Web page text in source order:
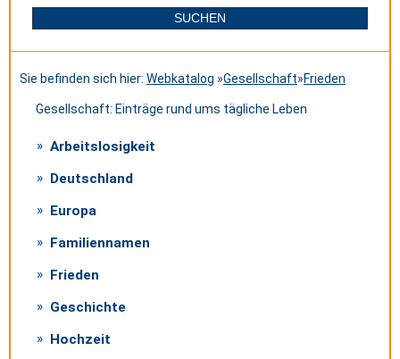
Sie befinden sich hier: Webkatalog »Gesellschaft»Frieden
Gesellschaft: Einträge rund ums tägliche Leben
Arbeitslosigkeit
Deutschland
Europa
Familiennamen
Frieden
Geschichte
Hochzeit